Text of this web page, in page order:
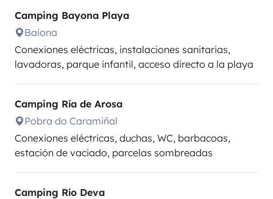
Camping Bayona Playa
Baiona
Conexiones eléctricas, instalaciones sanitarias,
lavadoras, parque infantil, acceso directo a la playa
Camping Ría de Arosa
Pobra do Caramiñal
Conexiones eléctricas, duchas, WC, barbacoas,
estación de vaciado, parcelas sombreadas
Camping Río Deva